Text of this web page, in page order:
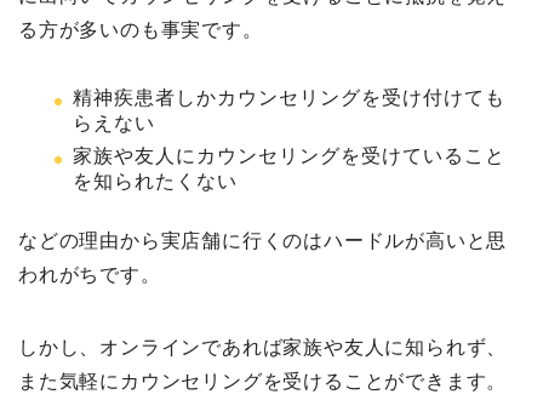
る方が多いのも事実です。
精神疾患者しかカウンセリングを受け付けても
らえない
家族や友人にカウンセリングを受けていること
を知られたくない
などの理由から実店舗に行くのはハードルが高いと思
われがちです。
しかし、オンラインであれば家族や友人に知られず、
また気軽にカウンセリングを受けることができます。